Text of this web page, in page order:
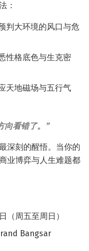
：
判大环境的风口与危
性格底色与生克密
天地磁场与五行气
向看错了。”
深刻的醒悟。当你的
业博弈与人生难题都
（周五至周日）
Bangsar